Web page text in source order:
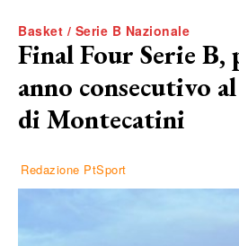
Basket / Serie B Nazionale
Final Four Serie
anno consecutivo
di Montecatini
Redazione PtSport